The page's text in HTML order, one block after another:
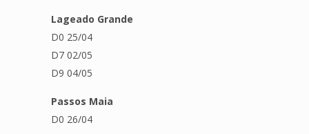
Lageado Grande
D0 25/04
D7 02/05
D9 04/05
Passos Maia
D0 26/04